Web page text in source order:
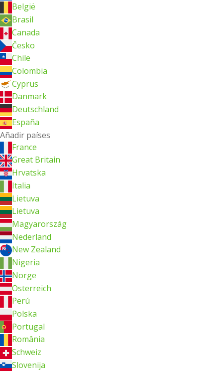
België
Brasil
Canada
Česko
Chile
Colombia
Cyprus
Danmark
Deutschland
España
Añadir países
France
Great Britain
Hrvatska
Italia
Lietuva
Lietuva
Magyarország
Nederland
New Zealand
Nigeria
Norge
Österreich
Perú
Polska
Portugal
România
Schweiz
Slovenija